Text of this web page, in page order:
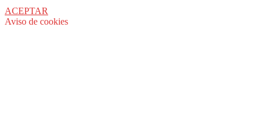
ACEPTAR
Aviso de cookies